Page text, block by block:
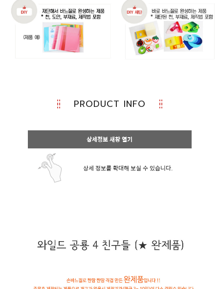
PRODUCT INFO
상세정보 새창 열기
상세 정보를 확대해 보실 수 있습니다.